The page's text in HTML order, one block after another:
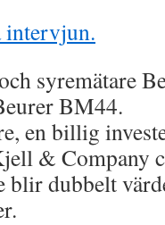
intervjun.
syremätare
BM44.
en billig
& Company
blir dubbelt